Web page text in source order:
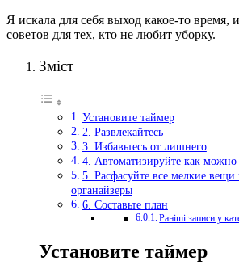
Я искала для себя выход какое-то время,
советов для тех, кто не любит уборку.
Зміст
Установите таймер
2. Развлекайтесь
3. Избавьтесь от лишнего
4. Автоматизируйте как можно
5. Расфасуйте все мелкие вещи
органайзеры
6. Составьте план
Раніші записи у
Установите таймер